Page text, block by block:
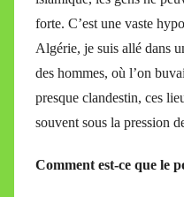
forte. C’est une vaste
Algérie, je suis allé dans
des hommes, où l’on
presque clandestin, ces
souvent sous la pression
Comment est-ce que le